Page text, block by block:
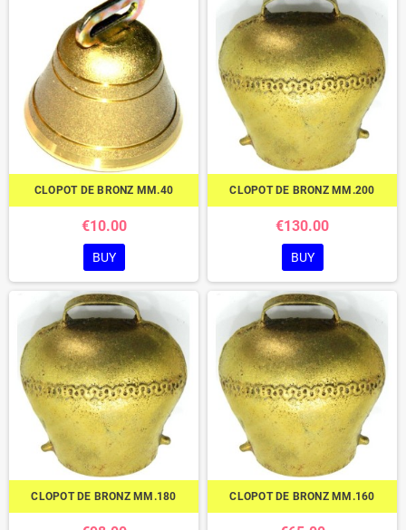
CLOPOT DE BRONZ MM.40
€10.00
BUY
CLOPOT DE BRONZ MM.200
€130.00
BUY
CLOPOT DE BRONZ MM.180 CLOPOT DE BRONZ MM.160